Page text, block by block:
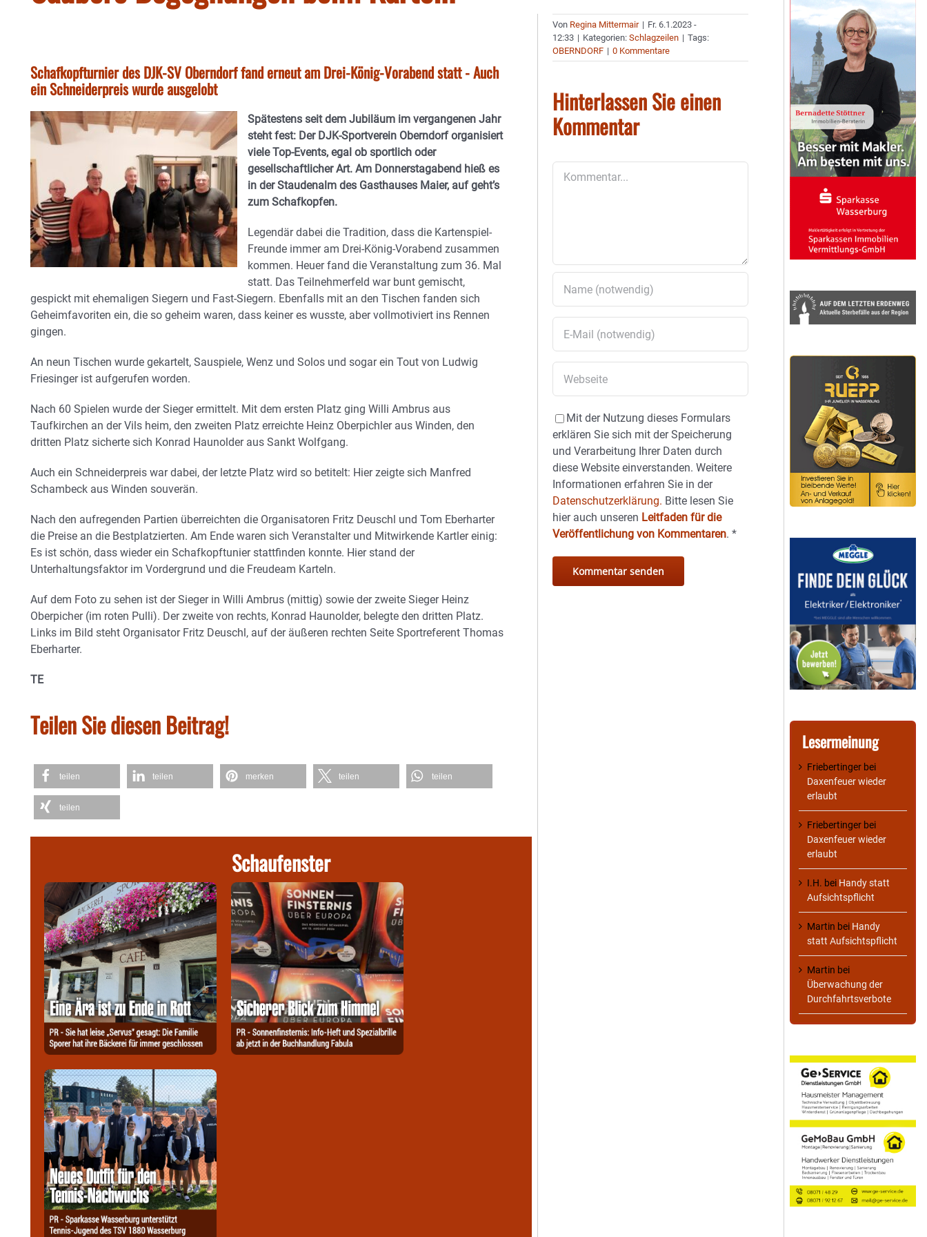
Schafkopfturnier des DJK-SV Oberndorf fand erneut am Drei-König-Vorabend statt - Auch
ein Schneiderpreis wurde ausgelobt
Spätestens seit dem Jubiläum im vergangenen Jahr
steht fest: Der DJK-Sportverein Oberndorf organisiert
viele Top-Events, egal ob sportlich oder
gesellschaftlicher Art. Am Donnerstagabend hieß es
in der Staudenalm des Gasthauses Maier, auf geht’s
zum Schafkopfen.
Legendär dabei die Tradition, dass die Kartenspiel-
Freunde immer am Drei-König-Vorabend zusammen
kommen. Heuer fand die Veranstaltung zum 36. Mal
statt. Das Teilnehmerfeld war bunt gemischt,
gespickt mit ehemaligen Siegern und Fast-Siegern. Ebenfalls mit an den Tischen fanden sich
Geheimfavoriten ein, die so geheim waren, dass keiner es wusste, aber vollmotiviert ins Rennen
gingen.
An neun Tischen wurde gekartelt, Sauspiele, Wenz und Solos und sogar ein Tout von Ludwig
Friesinger ist aufgerufen worden.
Nach 60 Spielen wurde der Sieger ermittelt. Mit dem ersten Platz ging Willi Ambrus aus
Taufkirchen an der Vils heim, den zweiten Platz erreichte Heinz Oberpichler aus Winden, den
dritten Platz sicherte sich Konrad Haunolder aus Sankt Wolfgang.
Auch ein Schneiderpreis war dabei, der letzte Platz wird so betitelt: Hier zeigte sich Manfred
Schambeck aus Winden souverän.
Nach den aufregenden Partien überreichten die Organisatoren Fritz Deuschl und Tom Eberharter
die Preise an die Bestplatzierten. Am Ende waren sich Veranstalter und Mitwirkende Kartler einig:
Es ist schön, dass wieder ein Schafkopftunier stattfinden konnte. Hier stand der
Unterhaltungsfaktor im Vordergrund und die Freudeam Karteln.
Auf dem Foto zu sehen ist der Sieger in Willi Ambrus (mittig) sowie der zweite Sieger Heinz
Oberpicher (im roten Pulli). Der zweite von rechts, Konrad Haunolder, belegte den dritten Platz.
Links im Bild steht Organisator Fritz Deuschl, auf der äußeren rechten Seite Sportreferent Thomas
Eberharter.
TE
Teilen Sie diesen Beitrag!
teilen teilen merken teilen teilen
teilen
Schaufenster
Von Regina Mittermair | Fr. 6.1.2023 -
12:33 | Kategorien:Schlagzeilen | Tags:
OBERNDORF | 0 Kommentare
Hinterlassen Sie einen
Kommentar
Mit der Nutzung dieses Formulars
erklären Sie sich mit der Speicherung
und Verarbeitung Ihrer Daten durch
diese Website einverstanden. Weitere
Informationen erfahren Sie in der
Datenschutzerklärung. Bitte lesen Sie
hier auch unseren Leitfaden für die
Veröffentlichung von Kommentaren.*
Lesermeinung
Friebertinger bei
Daxenfeuer wieder
erlaubt
Friebertinger bei
Daxenfeuer wieder
erlaubt
I.H. bei Handy statt
Aufsichtspflicht
Martin bei Handy
statt Aufsichtspflicht
Martin bei
Überwachung der
Durchfahrtsverbote